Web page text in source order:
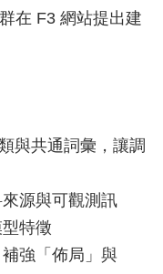
在 F3 網站提出建
與共通詞彙，讓調
源與可觀測訊
特徵
強「佈局」與